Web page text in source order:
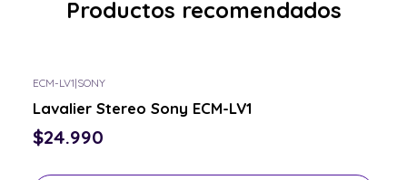
Productos recomendados
ECM-LV1|SONY
Lavalier Stereo Sony ECM-LV1
$24.990